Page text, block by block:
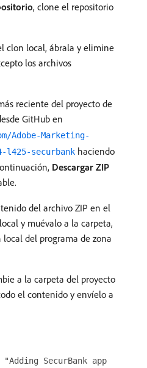
, clone el repositorio
clon local, ábrala y elimine
los archivos
reciente del proyecto de
GitHub en
Adobe-Marketing-
l425-securbank haciendo
Descargar ZIP
del archivo ZIP en el
y muévalo a la carpeta,
del programa de zona
a la carpeta del proyecto
el contenido y envíelo a
SecurBank app